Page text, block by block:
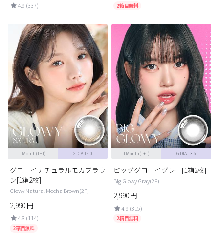
4.9 (337) 2箱目無料
1Month(1+1) G.DIA 13.0
グローイナチュラルモカブラウ
ン[1箱2枚]
Glowy Natural Mocha Brown(2P)
2,990円
4.8 (114)
2箱目無料
1Month(1+1) G.DIA 13.6
ビッググローイグレー[1箱2枚]
Big Glowy Gray(2P)
2,990円
4.9 (315)
2箱目無料